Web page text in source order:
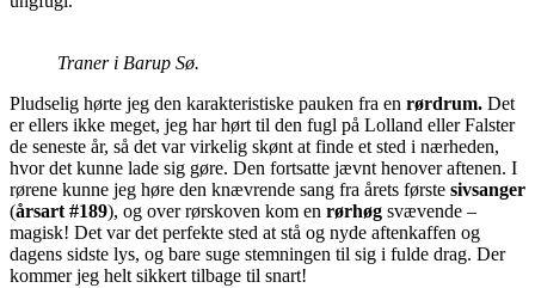
Traner i Barup Sø.
Pludselig hørte jeg den karakteristiske pauken fra en rørdrum. Det
er ellers ikke meget, jeg har hørt til den fugl på Lolland eller Falster
de seneste år, så det var virkelig skønt at finde et sted i nærheden,
hvor det kunne lade sig gøre. Den fortsatte jævnt henover aftenen. I
rørene kunne jeg høre den knævrende sang fra årets første sivsanger
(årsart #189), og over rørskoven kom en rørhøg svævende –
magisk! Det var det perfekte sted at stå og nyde aftenkaffen og
dagens sidste lys, og bare suge stemningen til sig i fulde drag. Der
kommer jeg helt sikkert tilbage til snart!